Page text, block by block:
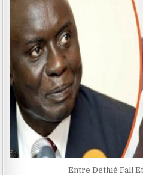
Entre Déthié Fall Et